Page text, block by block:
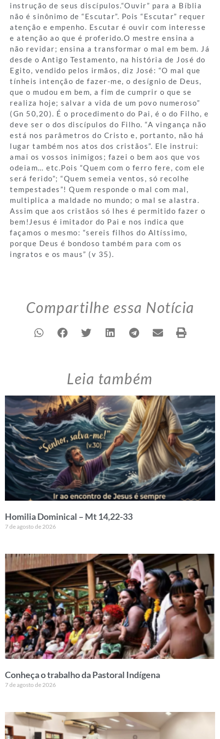
instrução de seus discípulos.“Ouvir” para a Bíblia
não é sinônimo de “Escutar”. Pois “Escutar” requer
atenção e empenho. Escutar é ouvir com interesse
e atenção ao que é proferido.O mestre ensina a
não revidar; ensina a transformar o mal em bem. Já
desde o Antigo Testamento, na história de José do
Egito, vendido pelos irmãos, diz José: “O mal que
tínheis intenção de fazer-me, o desígnio de Deus,
que o mudou em bem, a fim de cumprir o que se
realiza hoje; salvar a vida de um povo numeroso”
(Gn 50,20). É o procedimento do Pai, é o do Filho, e
deve ser o dos discípulos do Filho. “A vingança não
está nos parâmetros do Cristo e, portanto, não há
lugar também nos atos dos cristãos”. Ele instrui:
amai os vossos inimigos; fazei o bem aos que vos
odeiam… etc.Pois “Quem com o ferro fere, com ele
será ferido”; “Quem semeia ventos, só recolhe
tempestades”! Quem responde o mal com mal,
multiplica a maldade no mundo; o mal se alastra.
Assim que aos cristãos só lhes é permitido fazer o
bem!Jesus é imitador do Pai e nos indica que
façamos o mesmo: “sereis filhos do Altíssimo,
porque Deus é bondoso também para com os
ingratos e os maus” (v 35).
Compartilhe essa Notícia
Leia também
Homilia Dominical – Mt 14,22-33
7 de agosto de 2026
Conheça o trabalho da Pastoral Indígena
7 de agosto de 2026